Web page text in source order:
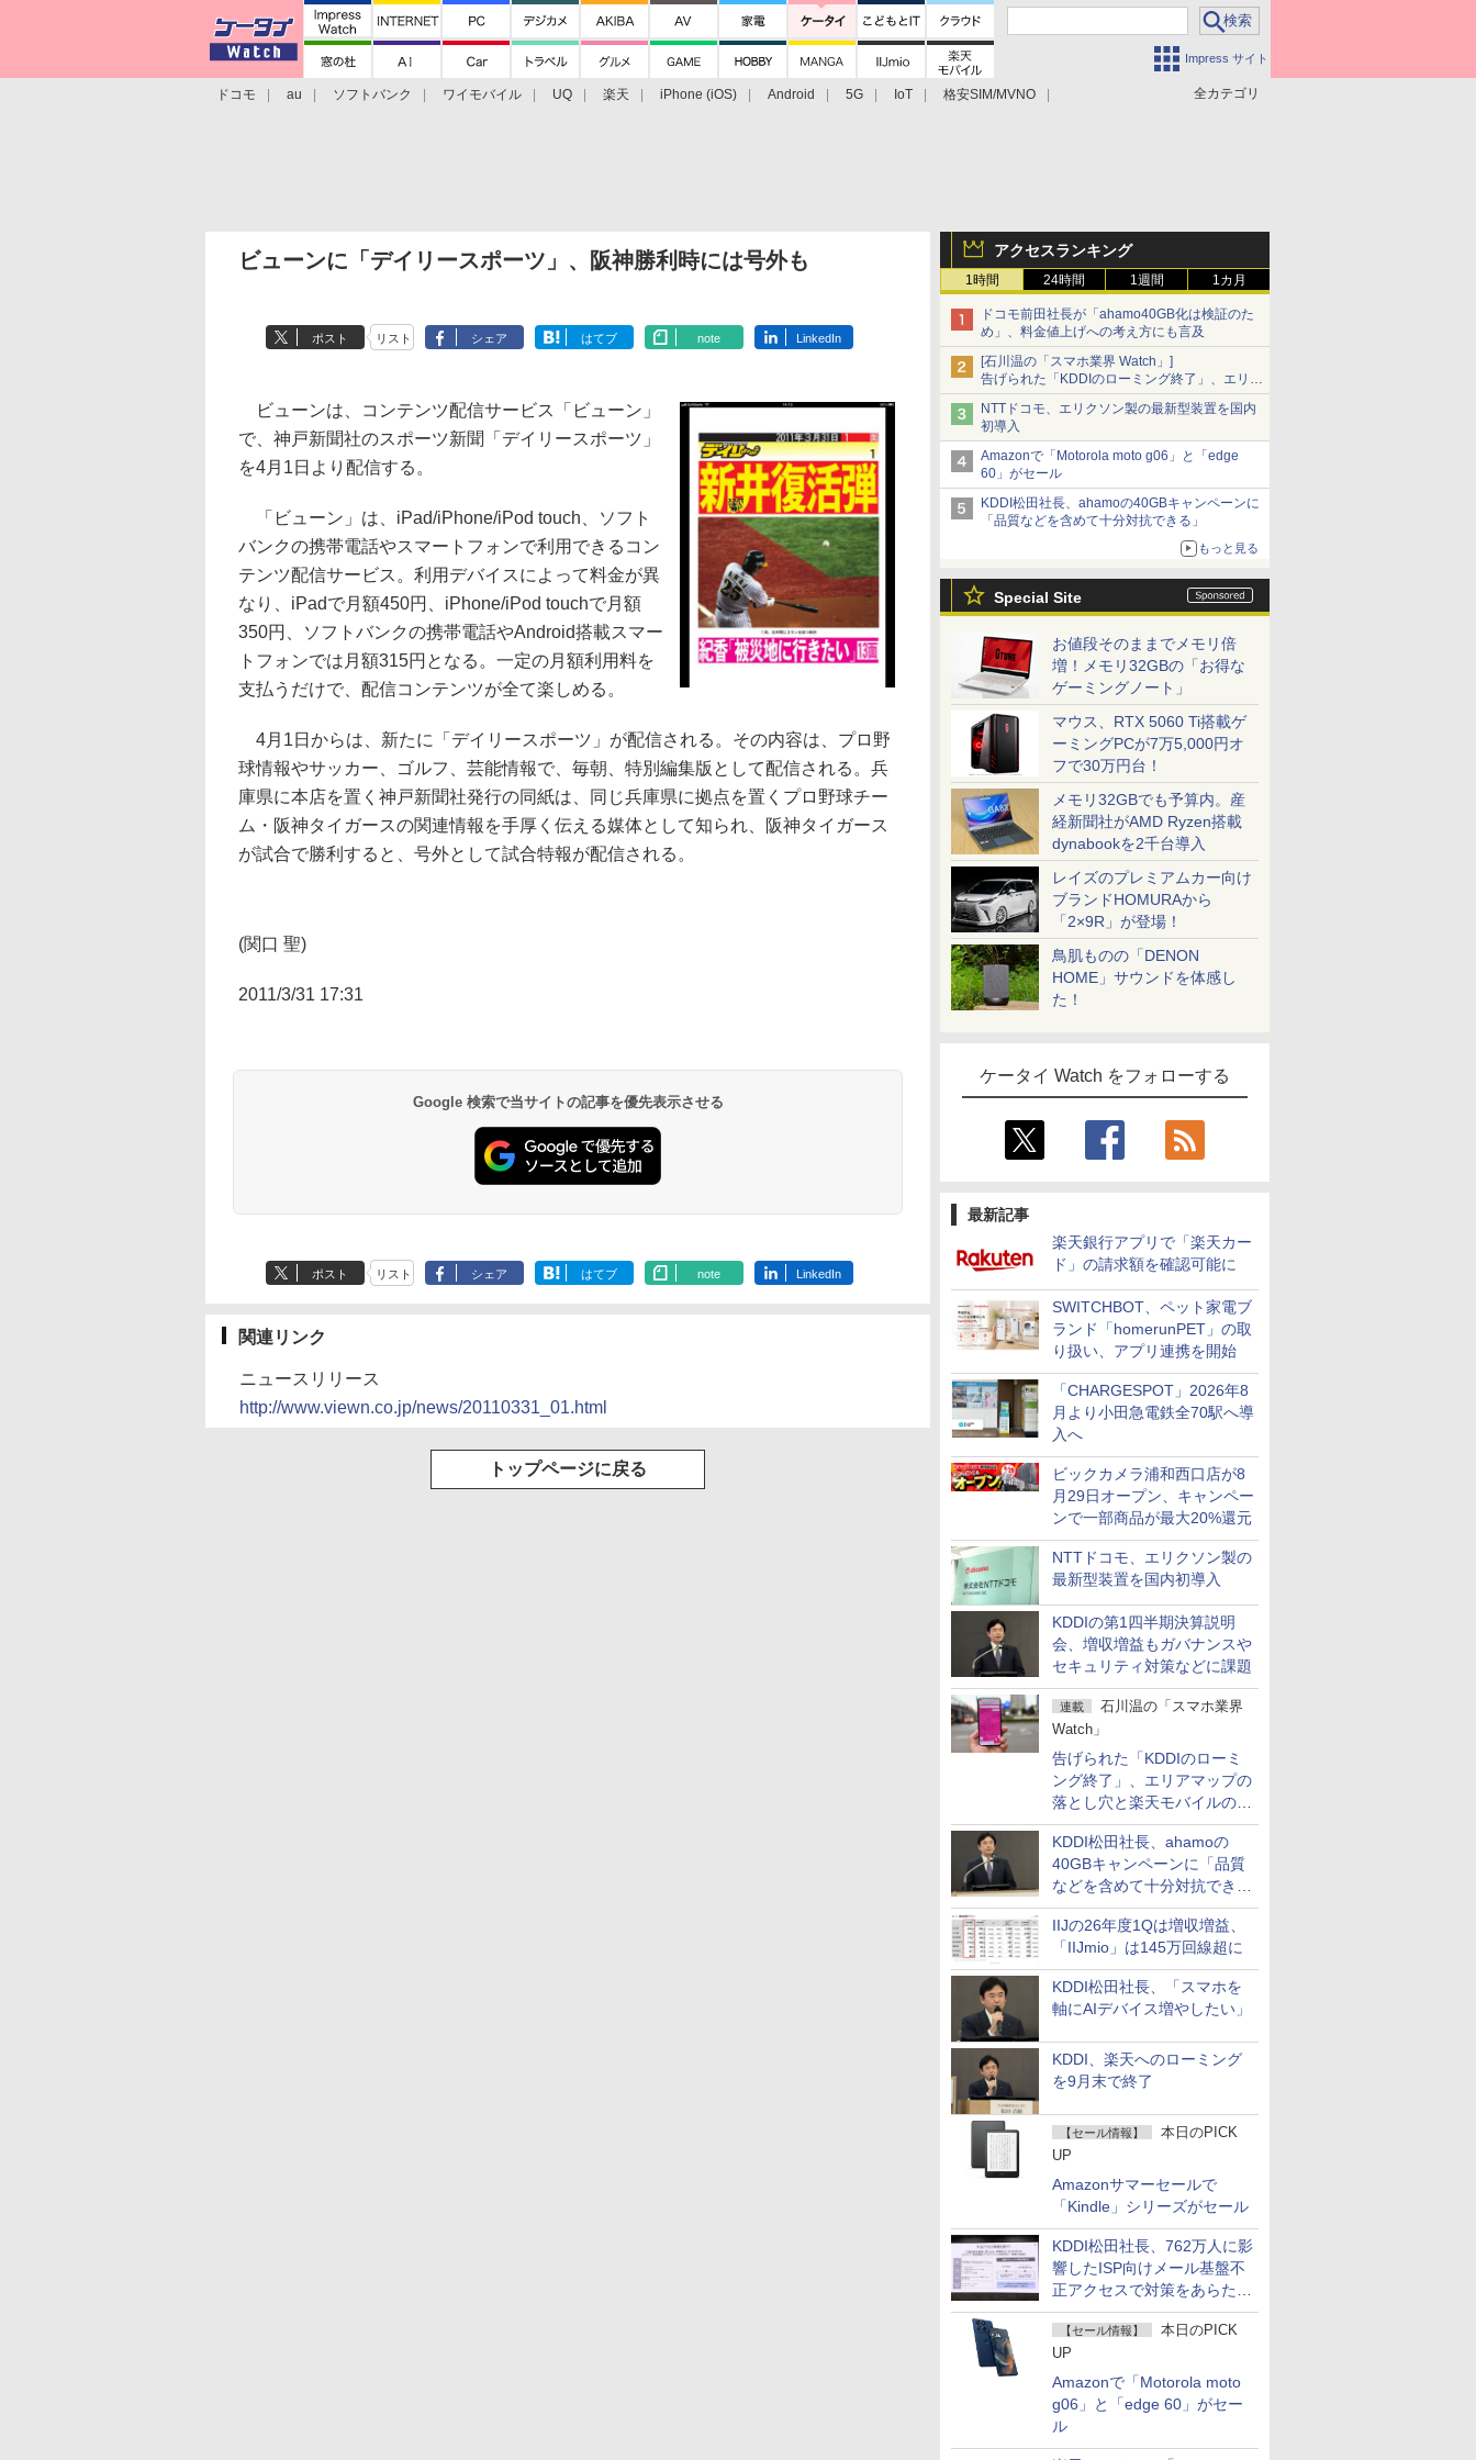
Impress サイト
全カテゴリ
ドコモ au ソフトバンク ワイモバイル UQ 楽天 iPhone (iOS) Android 5G IoT
格安SIM/MVNO
アクセスランキング
1時間 24時間 1週間 1カ月
ドコモ前田社長が「ahamo40GB化は検証のた
め」、料金値上げへの考え方にも言及
[石川温の「スマホ業界 Watch」]
告げられた「KDDIのローミング終了」、エリア
マップの落とし穴と楽天モバイルの課題
NTTドコモ、エリクソン製の最新型装置を国内
初導入
Amazonで「Motorola moto g06」と「edge
60」がセール
KDDI松田社長、ahamoの40GBキャンペーンに
「品質などを含めて十分対抗できる」
もっと見る
Special Site
お値段そのままでメモリ倍
増！メモリ32GBの「お得な
ゲーミングノート」
マウス、RTX 5060 Ti搭載ゲ
ーミングPCが7万5,000円オ
フで30万円台！
メモリ32GBでも予算内。産
経新聞社がAMD Ryzen搭載
dynabookを2千台導入
レイズのプレミアムカー向け
ブランドHOMURAから
「2×9R」が登場！
鳥肌ものの「DENON
HOME」サウンドを体感し
た！
ケータイ Watch をフォローする
最新記事
楽天銀行アプリで「楽天カー
ド」の請求額を確認可能に
SWITCHBOT、ペット家電ブ
ランド「homerunPET」の取
り扱い、アプリ連携を開始
「CHARGESPOT」2026年8
月より小田急電鉄全70駅へ導
入へ
ビックカメラ浦和西口店が8
月29日オープン、キャンペー
ンで一部商品が最大20%還元
NTTドコモ、エリクソン製の
最新型装置を国内初導入
KDDIの第1四半期決算説明
会、増収増益もガバナンスや
セキュリティ対策などに課題
連載
石川温の「スマホ業界
Watch」
告げられた「KDDIのローミ
ング終了」、エリアマップの
落とし穴と楽天モバイルの課
題
KDDI松田社長、ahamoの
40GBキャンペーンに「品質
などを含めて十分対抗でき
る」
IIJの26年度1Qは増収増益、
「IIJmio」は145万回線超に
KDDI松田社長、「スマホを
軸にAIデバイス増やしたい」
KDDI、楽天へのローミング
を9月末で終了
【セール情報】
本日のPICK
UP
Amazonサマーセールで
「Kindle」シリーズがセール
KDDI松田社長、762万人に影
響したISP向けメール基盤不
正アクセスで対策をあらため
て説明
【セール情報】
本日のPICK
UP
Amazonで「Motorola moto
g06」と「edge 60」がセー
ル
ビューンに「デイリースポーツ」、阪神勝利時には号外も
ポスト リスト シェア はてブ note LinkedIn
ビューンは、コンテンツ配信サービス「ビューン」
で、神戸新聞社のスポーツ新聞「デイリースポーツ」
を4月1日より配信する。
「ビューン」は、iPad/iPhone/iPod touch、ソフト
バンクの携帯電話やスマートフォンで利用できるコン
テンツ配信サービス。利用デバイスによって料金が異
なり、iPadで月額450円、iPhone/iPod touchで月額
350円、ソフトバンクの携帯電話やAndroid搭載スマー
トフォンでは月額315円となる。一定の月額利用料を
支払うだけで、配信コンテンツが全て楽しめる。
4月1日からは、新たに「デイリースポーツ」が配信される。その内容は、プロ野
球情報やサッカー、ゴルフ、芸能情報で、毎朝、特別編集版として配信される。兵
庫県に本店を置く神戸新聞社発行の同紙は、同じ兵庫県に拠点を置くプロ野球チー
ム・阪神タイガースの関連情報を手厚く伝える媒体として知られ、阪神タイガース
が試合で勝利すると、号外として試合特報が配信される。
(関口 聖)
2011/3/31 17:31
Google 検索で当サイトの記事を優先表示させる
ポスト リスト シェア はてブ note LinkedIn
関連リンク
ニュースリリース
http://www.viewn.co.jp/news/20110331_01.html
トップページに戻る